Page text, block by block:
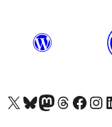
Kunjungi akun X (sebelumnya Twitter) kamiVisit our Bluesky account
Kunjungi akun Mastodon kami
Visit our Threads
Kunjungi halaman Facebook kami
Kunjungi akun